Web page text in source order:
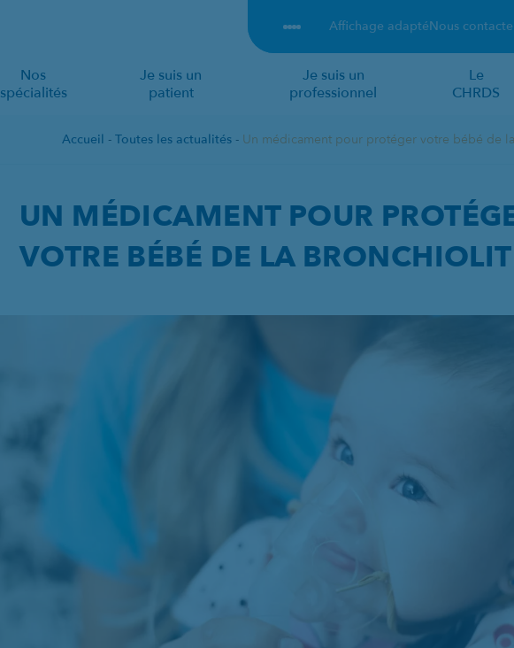
Affichage adaptéNous
Nos
spécialités
Je suis un
patient
Je suis un
professionnel
Le
CHRDS
Accueil - Toutes les actualités- Un médicament pour protéger votre bébé de
UN MÉDICAMENT POUR
VOTRE BÉBÉ DE LA